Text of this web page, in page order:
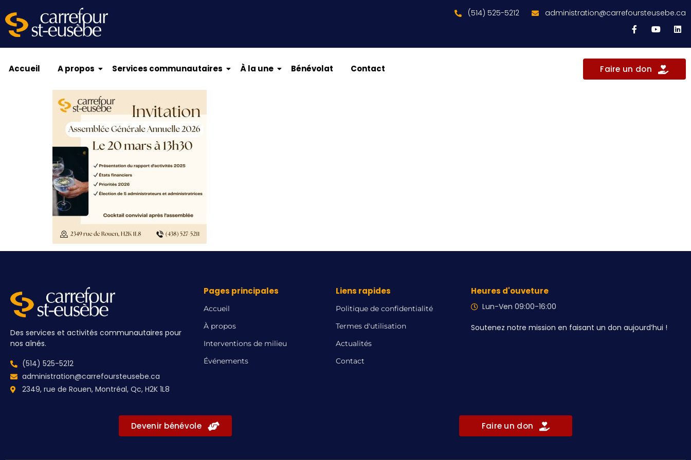
(514) 525-5212 administration@carrefoursteusebe.ca
Accueil A propos Services communautaires À la une Bénévolat Contact Faire un don
Des services et activités communautaires pour
nos aînés.
(514) 525-5212
administration@carrefoursteusebe.ca
2349, rue de Rouen, Montréal, Qc, H2K 1L8
Pages principales
Accueil
À propos
Interventions de milieu
Événements
Liens rapides
Politique de confidentialité
Termes d'utilisation
Actualités
Contact
Heures d'ouveture
Lun-Ven 09:00-16:00
Soutenez notre mission en faisant un don aujourd’hui !
Devenir bénévole Faire un don